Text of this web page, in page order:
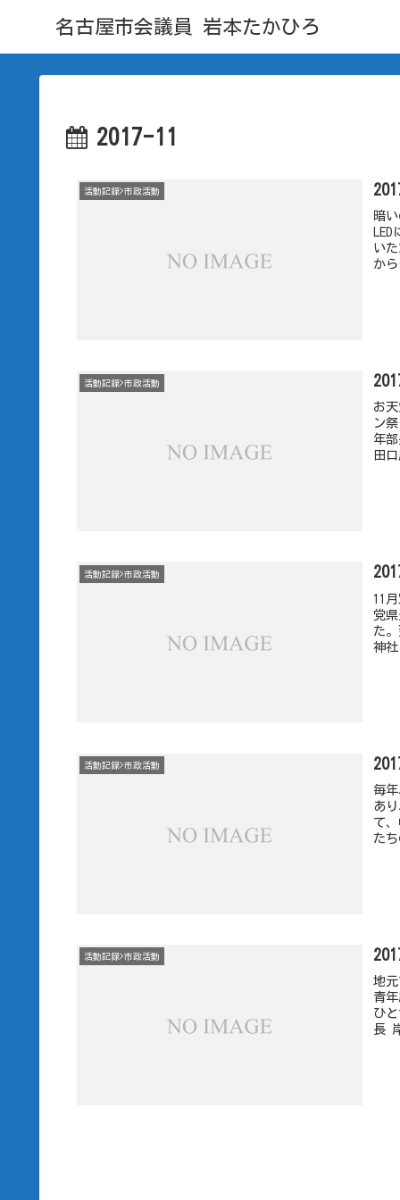
名古屋市会議員 岩本たかひろ
2017-11
活動記録>市政活動
暗
い
か
活動記録>市政活動
お
ン
年
田
活動記録>市政活動
11
党
た
神
活動記録>市政活動
毎
あ
て
た
活動記録>市政活動
地
青
ひ
長